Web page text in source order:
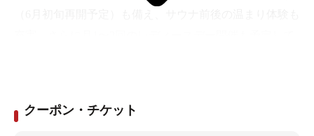
クーポン・チケット